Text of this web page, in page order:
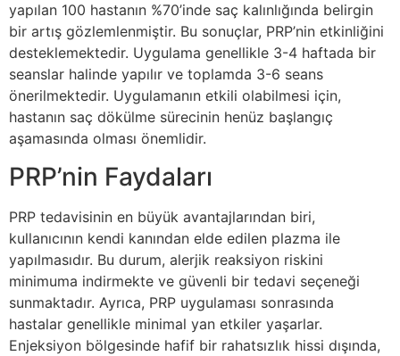
yapılan 100 hastanın %70’inde saç kalınlığında belirgin
bir artış gözlemlenmiştir. Bu sonuçlar, PRP’nin etkinliğini
desteklemektedir. Uygulama genellikle 3-4 haftada bir
seanslar halinde yapılır ve toplamda 3-6 seans
önerilmektedir. Uygulamanın etkili olabilmesi için,
hastanın saç dökülme sürecinin henüz başlangıç
aşamasında olması önemlidir.
PRP’nin Faydaları
PRP tedavisinin en büyük avantajlarından biri,
kullanıcının kendi kanından elde edilen plazma ile
yapılmasıdır. Bu durum, alerjik reaksiyon riskini
minimuma indirmekte ve güvenli bir tedavi seçeneği
sunmaktadır. Ayrıca, PRP uygulaması sonrasında
hastalar genellikle minimal yan etkiler yaşarlar.
Enjeksiyon bölgesinde hafif bir rahatsızlık hissi dışında,